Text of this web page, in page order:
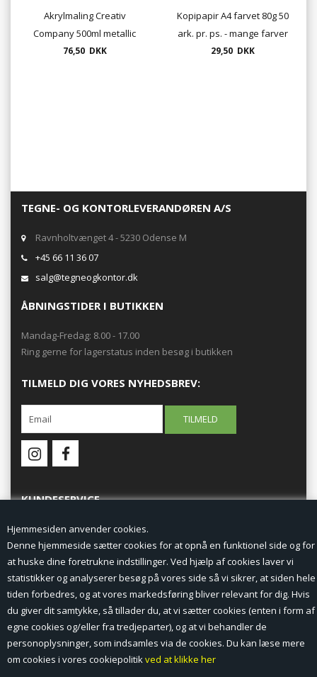
Hjemmesiden anvender cookies.
Denne hjemmeside sætter cookies for at opnå en funktionel side og for
at huske dine foretrukne indstillinger. Ved hjælp af cookies laver vi
statistikker og analyserer besøg på vores side så vi sikrer, at siden hele
tiden forbedres, og at vores markedsføring bliver relevant for dig. Hvis
du giver dit samtykke, så tillader du, at vi sætter cookies (enten i form af
egne cookies og/eller fra tredjeparter), og at vi behandler de
personoplysninger, som indsamles via de cookies. Du kan læse mere
om cookies i vores cookiepolitikved at klikke her
Akrylmaling Creativ
Company 500ml metallic
vandbaseret - 15 farver
76,50 DKK
Kopipapir A4 farvet 80g 50
ark. pr. ps. - mange farver
29,50 DKK
TEGNE- OG KONTORLEVERANDØREN A/S
Ravnholtvænget 4 - 5230 Odense M
+45 66 11 36 07
salg@tegneogkontor.dk
ÅBNINGSTIDER I BUTIKKEN
Mandag-Fredag: 8.00 - 17.00
Ring gerne for lagerstatus inden besøg i butikken
TILMELD DIG VORES NYHEDSBREV:
KUNDESERVICE
Forside
Min Konto
Nyheder
Vilkår og betingelser
Profil